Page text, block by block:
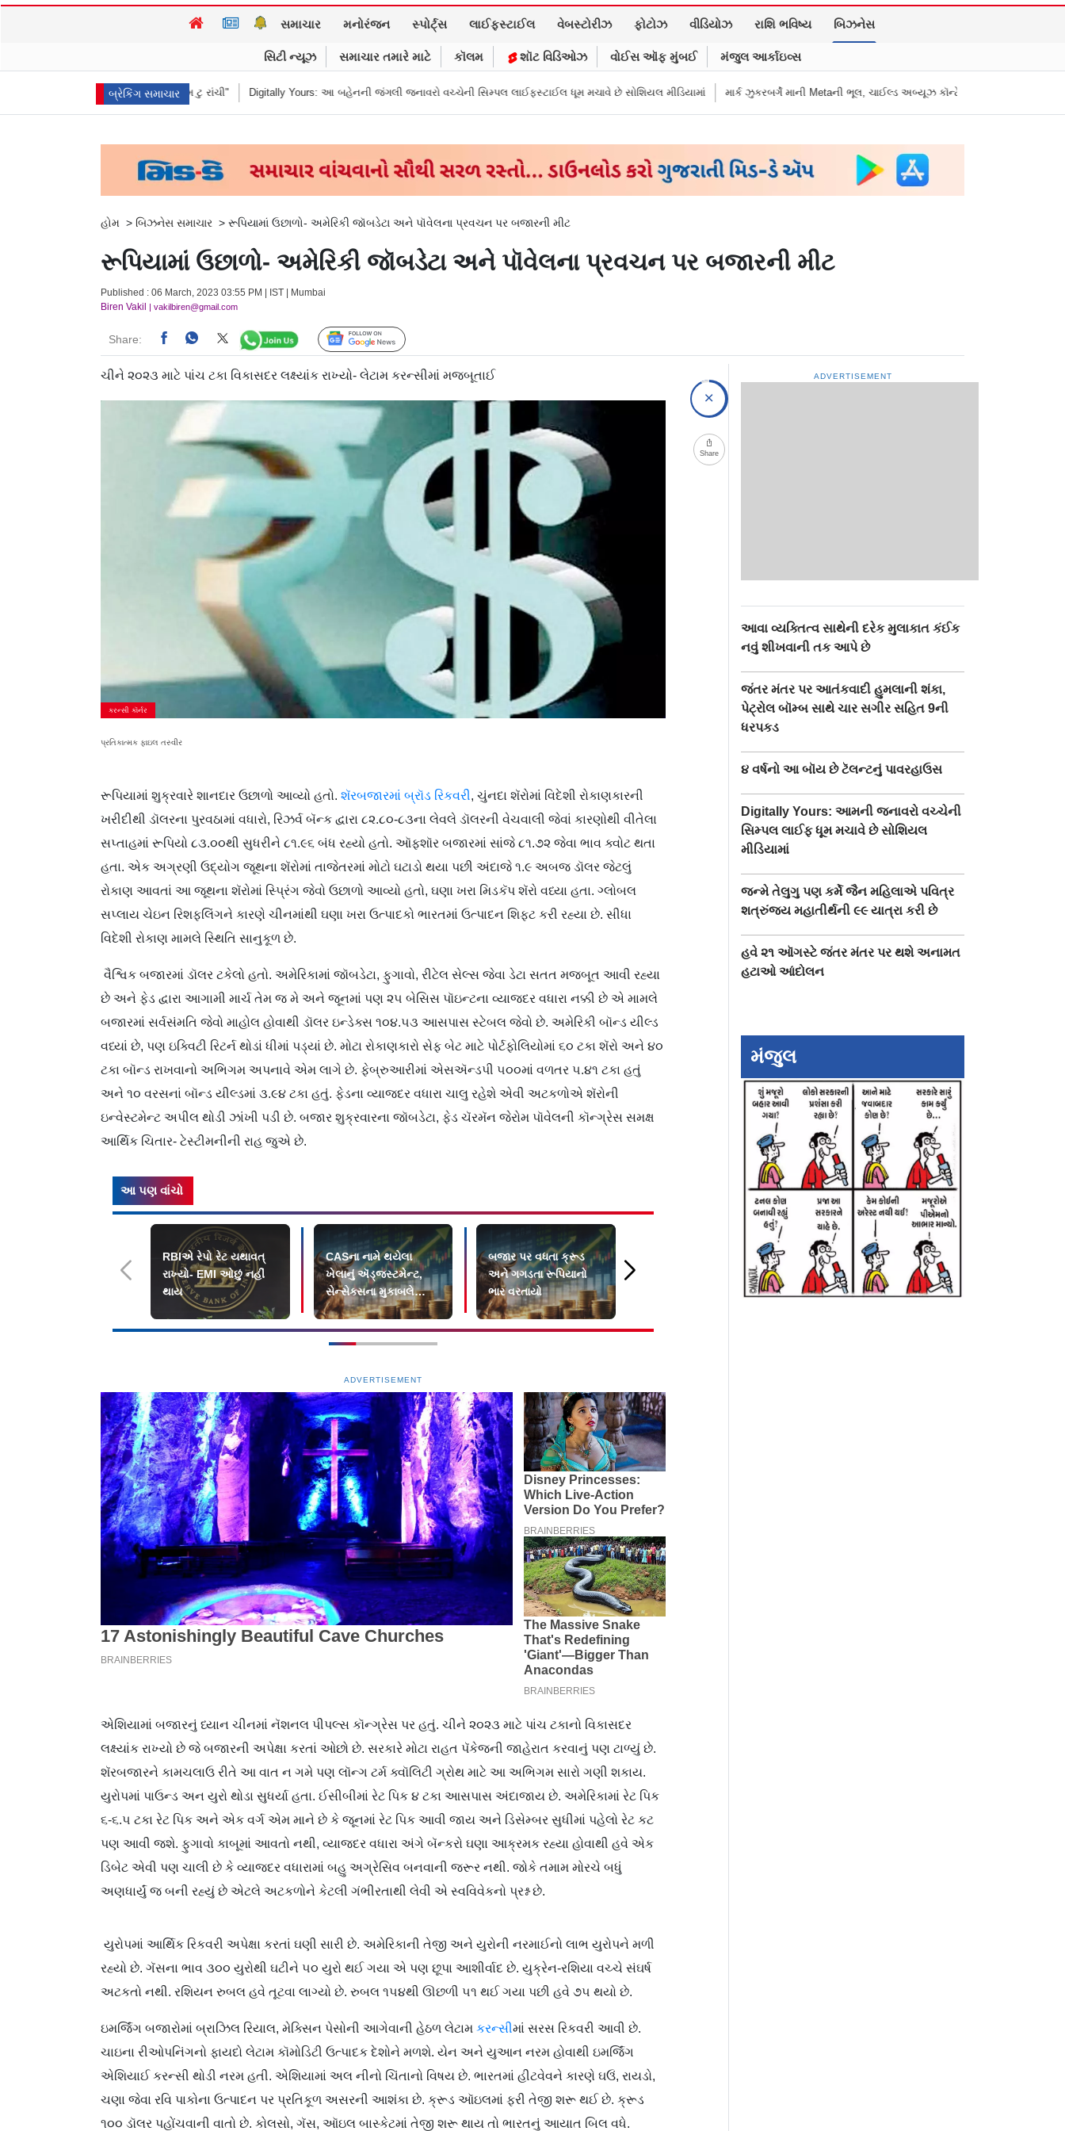
સમાચાર મનોરંજન સ્પોર્ટ્સ લાઈફસ્ટાઈલ વેબસ્ટોરીઝ ફોટોઝ વીડિયોઝ રાશિ ભવિષ્ય બિઝનેસ
સિટી ન્યૂઝ સમાચાર તમારે માટે કૉલમ શૉટ વિડિઓઝ વોઈસ ઑફ મુંબઈ મંજુલ આર્કાઇવ્સ
બ્રેકિંગ સમાચાર
કહ્યું "હબીબી, કમ ટુ રાંચી" Digitally Yours: આ બહેનની જંગલી જનાવરો વચ્ચેની સિમ્પલ લાઈફસ્ટાઈલ ધૂમ મચાવે છે સોશિયલ મીડિયામાં માર્ક ઝુકરબર્ગે માની Metaની ભૂલ, ચાઈલ્ડ અબ્યૂઝ કૉન્ટેન્ટ અને ડીપફેક પર માગી માફી
હોમ > બિઝનેસ સમાચાર > રૂપિયામાં ઉછાળો- અમેરિકી જૉબડેટા અને પૉવેલના પ્રવચન પર બજારની મીટ
રૂપિયામાં ઉછાળો- અમેરિકી જૉબડેટા અને પૉવેલના પ્રવચન પર બજારની મીટ
Published : 06 March, 2023 03:55 PM | IST | Mumbai
Biren Vakil | vakilbiren@gmail.com
Share: Follow Us
ચીને ૨૦૨૩ માટે પાંચ ટકા વિકાસદર લક્ષ્યાંક રાખ્યો- લેટામ કરન્સીમાં મજબૂતાઈ
કરન્સી કૉર્નર
પ્રતિકાત્મક ફાઇલ તસ્વીર
રૂપિયામાં શુક્રવારે શાનદાર ઉછાળો આવ્યો હતો. શૅરબજારમાં બ્રૉડ રિકવરી, ચુંનદા શૅરોમાં વિદેશી રોકાણકારની
ખરીદીથી ડૉલરના પુરવઠામાં વધારો, રિઝર્વ બૅન્ક દ્વારા ૮૨.૮૦-૮૩ના લેવલે ડૉલરની વેચવાલી જેવાં કારણોથી વીતેલા
સપ્તાહમાં રૂપિયો ૮૩.૦૦થી સુધરીને ૮૧.૯૬ બંધ રહ્યો હતો. ઑફશૉર બજારમાં સાંજે ૮૧.૭૨ જેવા ભાવ ક્વોટ થતા
હતા. એક અગ્રણી ઉદ્યોગ જૂથના શૅરોમાં તાજેતરમાં મોટો ઘટાડો થયા પછી અંદાજે ૧.૯ અબજ ડૉલર જેટલું
રોકાણ આવતાં આ જૂથના શૅરોમાં સ્પ્રિંગ જેવો ઉછાળો આવ્યો હતો, ઘણા ખરા મિડકૅપ શૅરો વધ્યા હતા. ગ્લોબલ
સપ્લાય ચેઇન રિશફલિંગને કારણે ચીનમાંથી ઘણા ખરા ઉત્પાદકો ભારતમાં ઉત્પાદન શિફ્ટ કરી રહ્યા છે. સીધા
વિદેશી રોકાણ મામલે સ્થિતિ સાનુકૂળ છે.
વૈશ્વિક બજારમાં ડૉલર ટકેલો હતો. અમેરિકામાં જૉબડેટા, ફુગાવો, રીટેલ સેલ્સ જેવા ડેટા સતત મજબૂત આવી રહ્યા
છે અને ફેડ દ્વારા આગામી માર્ચ તેમ જ મે અને જૂનમાં પણ ૨૫ બેસિસ પૉઇન્ટના વ્યાજદર વધારા નક્કી છે એ મામલે
બજારમાં સર્વસંમતિ જેવો માહોલ હોવાથી ડૉલર ઇન્ડેક્સ ૧૦૪.૫૩ આસપાસ સ્ટેબલ જેવો છે. અમેરિકી બૉન્ડ યીલ્ડ
વધ્યાં છે, પણ ઇ​ક્વિટી રિટર્ન થોડાં ધીમાં પડ્યાં છે. મોટા રોકાણકારો સેફ બેટ માટે પોર્ટફોલિયોમાં ૬૦ ટકા શૅરો અને ૪૦
ટકા બૉન્ડ રાખવાનો અભિગમ અપનાવે એમ લાગે છે. ફેબ્રુઆરીમાં એસઍન્ડપી ૫૦૦માં વળતર ૫.૪૧ ટકા હતું
અને ૧૦ વરસનાં બૉન્ડ યીલ્ડમાં ૩.૯૪ ટકા હતું. ફેડના વ્યાજદર વધારા ચાલુ રહેશે એવી અટકળોએ શૅરોની
ઇન્વેસ્ટમેન્ટ અપીલ થોડી ઝાંખી પડી છે. બજાર શુક્રવારના જૉબડેટા, ફેડ ચૅરમૅન જેરોમ પૉવેલની કૉન્ગ્રેસ સમક્ષ
આર્થિક ચિતાર- ટેસ્ટીમનીની રાહ જુએ છે.
આ પણ વાંચો
RBIએ રેપો રેટ યથાવત્
રાખ્યો- EMI ઓછું નહીં
થાય
CASના નામે થયેલા
ખેલાનું ઍડ્જસ્ટમેન્ટ,
સેન્સેક્સના મુકાબલે
નિફ્ટીમાં મોટો ઘટાડો
બજાર પર વધતા ક્રૂડ
અને ગગડતા રૂપિયાનો
ભાર વરતાયો
US-Iran Peace Dealને
લીધે શેરબજારમાં તેજી:
સેન્સેક્સ ૧,૧૧૦ પોઈન્ટ
વૈશ્વિક બજારમાં ક્રૂડ
ઑઇલના ભાવમાં સતત
ત્રીજા દિવસે મોટો કડાકો
ADVERTISEMENT
એશિયામાં બજારનું ધ્યાન ચીનમાં નૅશનલ પીપલ્સ કૉન્ગ્રેસ પર હતું. ચીને ૨૦૨૩ માટે પાંચ ટકાનો વિકાસદર
લક્ષ્યાંક રાખ્યો છે જે બજારની અપેક્ષા કરતાં ઓછો છે. સરકારે મોટા રાહત પૅકેજની જાહેરાત કરવાનું પણ ટાળ્યું છે.
શૅરબજારને કામચલાઉ રીતે આ વાત ન ગમે પણ લૉન્ગ ટર્મ ક્વૉલિટી ગ્રોથ માટે આ અભિગમ સારો ગણી શકાય.
યુરોપમાં પાઉન્ડ અન યુરો થોડા સુધર્યા હતા. ઈસીબીમાં રેટ પિક ૪ ટકા આસપાસ અંદાજાય છે. અમેરિકામાં રેટ પિક
૬-૬.૫ ટકા રેટ પિક અને એક વર્ગ એમ માને છે કે જૂનમાં રેટ પિક આવી જાય અને ડિસેમ્બર સુધીમાં પહેલો રેટ કટ
પણ આવી જશે. ફુગાવો કાબૂમાં આવતો નથી, વ્યાજદર વધારા અંગે બૅન્કરો ઘણા આક્રમક રહ્યા હોવાથી હવે એક
ડિબેટ એવી પણ ચાલી છે કે વ્યાજદર વધારામાં બહુ અગ્રેસિવ બનવાની જરૂર નથી. જોકે તમામ મોરચે બધું
અણધાર્યું જ બની રહ્યું છે એટલે અટકળોને કેટલી ગંભીરતાથી લેવી એ સ્વવિવેકનો પ્રશ્ન છે.
યુરોપમાં આર્થિક રિકવરી અપેક્ષા કરતાં ઘણી સારી છે. અમેરિકાની તેજી અને યુરોની નરમાઈનો લાભ યુરોપને મળી
રહ્યો છે. ગૅસના ભાવ ૩૦૦ યુરોથી ઘટીને ૫૦ યુરો થઈ ગયા એ પણ છૂપા આશીર્વાદ છે. યુક્રેન-રશિયા વચ્ચે સંઘર્ષ
અટકતો નથી. રશિયન રુબલ હવે તૂટવા લાગ્યો છે. રુબલ ૧૫૪થી ઊછળી ૫૧ થઈ ગયા પછી હવે ૭૫ થયો છે.
ઇમર્જિંગ બજારોમાં બ્રાઝિલ રિયાલ, મે​ક્સિન પેસોની આગેવાની હેઠળ લેટામ કરન્સીમાં સરસ રિકવરી આવી છે.
ચાઇના રીઓપનિંગનો ફાયદો લેટામ કૉમોડિટી ઉત્પાદક દેશોને મળશે. યેન અને યુઆન નરમ હોવાથી ઇમર્જિંગ
એશિયાઈ કરન્સી થોડી નરમ હતી. એશિયામાં અલ નીનો ચિંતાનો વિષય છે. ભારતમાં હીટવેવને કારણે ઘઉં, રાયડો,
ચણા જેવા રવિ પાકોના ઉત્પાદન પર પ્રતિકૂળ અસરની આશંકા છે. ક્રૂડ ઑઇલમાં ફરી તેજી શરૂ થઈ છે. ક્રૂડ
૧૦૦ ડૉલર પહોંચવાની વાતો છે. કોલસો, ગૅસ, ઑઇલ બાસ્કેટમાં તેજી શરૂ થાય તો ભારતનું આયાત બિલ વધે.
Share
ADVERTISEMENT
આવા વ્યક્તિત્વ સાથેની દરેક મુલાકાત કંઈક
નવું શીખવાની તક આપે છે
જંતર મંતર પર આતંકવાદી હુમલાની શંકા,
પેટ્રોલ બૉમ્બ સાથે ચાર સગીર સહિત 9ની
ધરપકડ
૪ વર્ષનો આ બૉય છે ટૅલન્ટનું પાવરહાઉસ
Digitally Yours: આમની જનાવરો વચ્ચેની
સિમ્પલ લાઈફ ધૂમ મચાવે છે સોશિયલ
મીડિયામાં
જન્મે તેલુગુ પણ કર્મે જૈન મહિલાએ પવિત્ર
શત્રુંજય મહાતીર્થની ૯૯ યાત્રા કરી છે
હવે ૨૧ ઑગસ્ટે જંતર મંતર પર થશે અનામત
હટાઓ આંદોલન
મંજુલ